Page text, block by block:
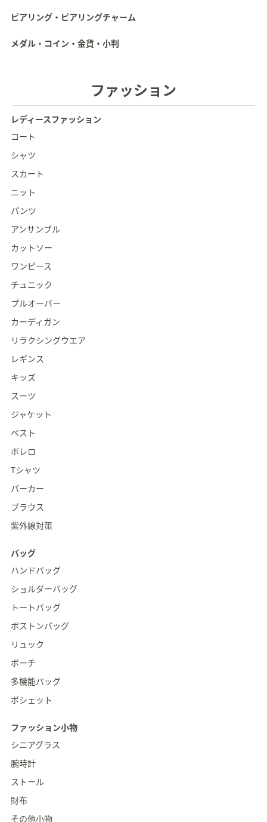
ピアリング・ピアリングチャーム
メダル・コイン・金貨・小判
ファッション
レディースファッション
コート
シャツ
スカート
ニット
パンツ
アンサンブル
カットソー
ワンピース
チュニック
プルオーバー
カーディガン
リラクシングウエア
レギンス
キッズ
スーツ
ジャケット
ベスト
ボレロ
Tシャツ
パーカー
ブラウス
紫外線対策
バッグ
ハンドバッグ
ショルダーバッグ
トートバッグ
ボストンバッグ
リュック
ポーチ
多機能バッグ
ポシェット
ファッション小物
シニアグラス
腕時計
ストール
財布
その他小物